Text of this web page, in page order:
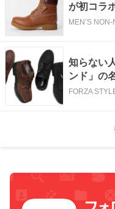
が初コラ
MEN’S
知らない
ンド」の
んです！
FORZA